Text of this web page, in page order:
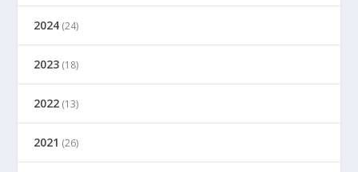
2024 (24)
2023 (18)
2022 (13)
2021 (26)